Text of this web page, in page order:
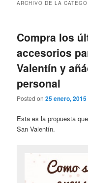
ARCHIVO DE LA
Compra los
accesorios
Valentín y
personal
Posted on25 enero, 2015
Esta es la propuesta
San Valentín.